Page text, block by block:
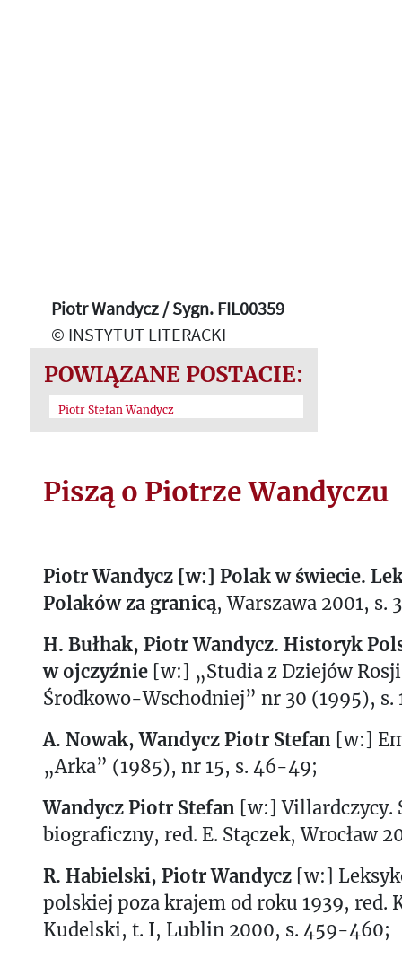
Piotr Wandycz / Sygn. FIL00359
© INSTYTUT LITERACKI
POWIĄZANE POSTACIE:
Piotr Stefan Wandycz
Piszą o Piotrze Wandyczu
Piotr Wandycz [w:] Polak w świecie.
Polaków za granicą, Warszawa 2001, s.
H. Bułhak, Piotr Wandycz. Historyk
w ojczyźnie [w:] „Studia z Dziejów
Środkowo-Wschodniej” nr 30 (1995), s.
A. Nowak, Wandycz Piotr Stefan [w:]
„Arka” (1985), nr 15, s. 46-49;
Wandycz Piotr Stefan [w:] Villardczycy.
biograficzny, red. E. Stączek, Wrocław
R. Habielski, Piotr Wandycz [w:]
polskiej poza krajem od roku 1939, red.
Kudelski, t. I, Lublin 2000, s. 459-460;